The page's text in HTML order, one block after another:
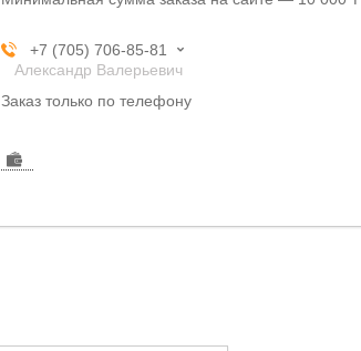
+7 (705) 706-85-81
Александр Валерьевич
Заказ только по телефону